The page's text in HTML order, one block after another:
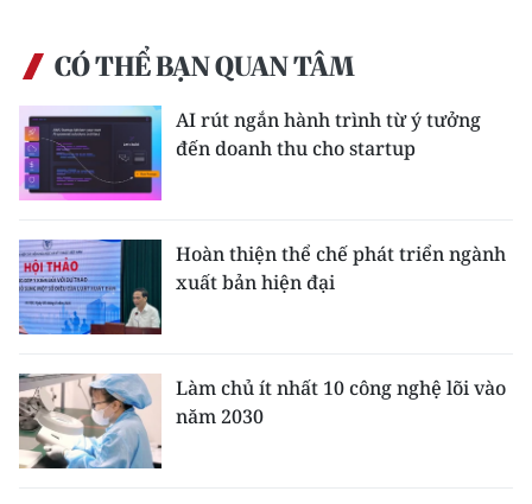
CÓ THỂ BẠN QUAN TÂM
AI rút ngắn hành trình từ ý tưởng
đến doanh thu cho startup
Hoàn thiện thể chế phát triển ngành
xuất bản hiện đại
Làm chủ ít nhất 10 công nghệ lõi vào
năm 2030